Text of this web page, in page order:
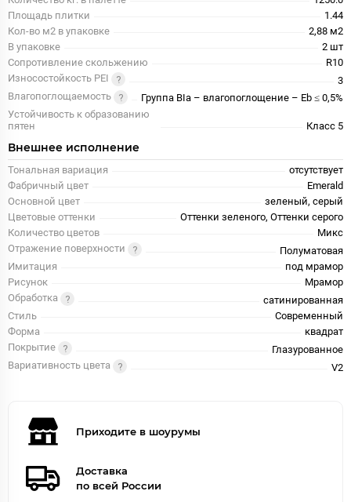
Площадь плитки
1.44
Кол-во м2 в упаковке
2,88 м2
В упаковке
2 шт
Сопротивление скольжению
R10
Износостойкость PEI
3
Влагопоглощаемость
Группа BIa – влагопоглощение – Eb ≤ 0,5%
Устойчивость к образованию
пятен
Класс 5
Внешнее исполнение
Тональная вариация
отсутствует
Фабричный цвет
Emerald
Основной цвет
зеленый, серый
Цветовые оттенки
Оттенки зеленого, Оттенки серого
Количество цветов
Микс
Отражение поверхности
Полуматовая
Имитация
под мрамор
Рисунок
Мрамор
Обработка
сатинированная
Стиль
Современный
Форма
квадрат
Покрытие
Глазурованное
Вариативность цвета
V2
Приходите в шоурумы
Доставка
по всей России